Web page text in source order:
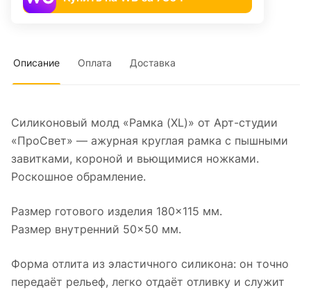
Описание Оплата Доставка
Силиконовый молд «Рамка (XL)» от Арт-студии
«ПроСвет» — ажурная круглая рамка с пышными
завитками, короной и вьющимися ножками.
Роскошное обрамление.
Размер готового изделия 180×115 мм.
Размер внутренний 50×50 мм.
Форма отлита из эластичного силикона: он точно
передаёт рельеф, легко отдаёт отливку и служит